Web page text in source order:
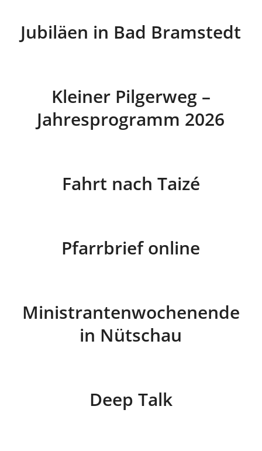
Jubiläen in Bad Bramstedt
Kleiner Pilgerweg –
Jahresprogramm 2026
Fahrt nach Taizé
Pfarrbrief online
Ministrantenwochenende
in Nütschau
Deep Talk